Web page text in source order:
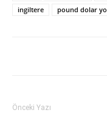
ingiltere
pound dolar
Önceki Yazı